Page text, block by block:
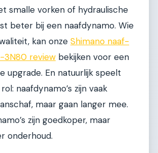
smalle vorken of hydraulische
beter bij een naafdynamo. Wie
kan onze Shimano naaf-
3N80 review bekijken voor een
upgrade. En natuurlijk speelt
naafdynamo’s zijn vaak
maar gaan langer mee.
zijn goedkoper, maar
onderhoud.